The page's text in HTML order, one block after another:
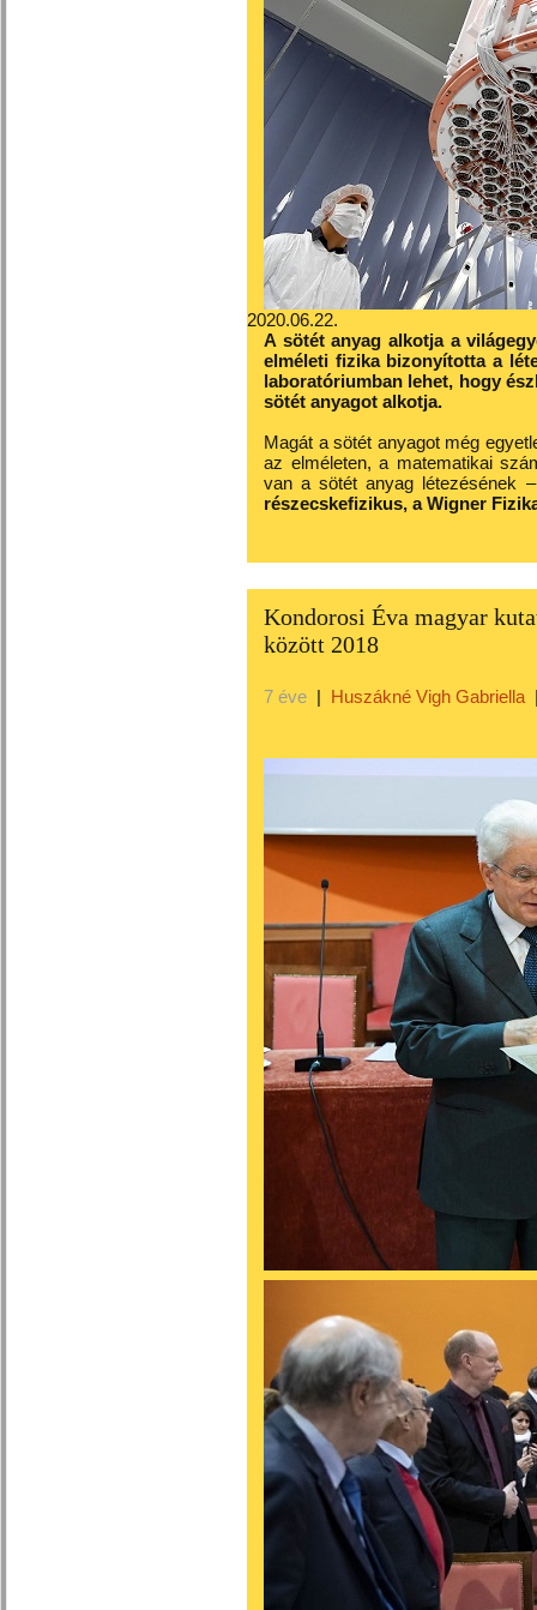
2020.06.22.
A sötét anyag alkotja a
elméleti fizika bizonyította a
laboratóriumban lehet, hogy
sötét anyagot alkotja.
Magát a sötét anyagot még
az elméleten, a matematikai
van a sötét anyag létezésének
részecskefizikus, a Wigner
Kondorosi Éva magyar
között 2018
7 éve | Huszákné Vigh Gabriella